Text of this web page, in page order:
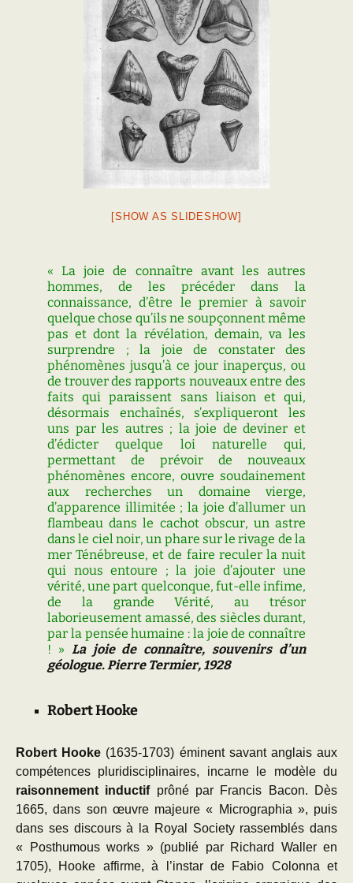
[SHOW AS SLIDESHOW]
« La joie de connaître avant les autres
hommes, de les précéder dans la
connaissance, d’être le premier à savoir
quelque chose qu’ils ne soupçonnent même
pas et dont la révélation, demain, va les
surprendre ; la joie de constater des
phénomènes jusqu’à ce jour inaperçus, ou
de trouver des rapports nouveaux entre des
faits qui paraissent sans liaison et qui,
désormais enchaînés, s’expliqueront les
uns par les autres ; la joie de deviner et
d’édicter quelque loi naturelle qui,
permettant de prévoir de nouveaux
phénomènes encore, ouvre soudainement
aux recherches un domaine vierge,
d’apparence illimitée ; la joie d’allumer un
flambeau dans le cachot obscur, un astre
dans le ciel noir, un phare sur le rivage de la
mer Ténébreuse, et de faire reculer la nuit
qui nous entoure ; la joie d’ajouter une
vérité, une part quelconque, fut-elle infime,
de la grande Vérité, au trésor
laborieusement amassé, des siècles durant,
par la pensée humaine : la joie de connaître
! » La joie de connaître, souvenirs d’un
géologue. Pierre Termier, 1928
Robert Hooke
Robert Hooke (1635-1703) éminent savant anglais aux
compétences pluridisciplinaires, incarne le modèle du
raisonnement inductifprôné par Francis Bacon. Dès
1665, dans son œuvre majeure « Micrographia », puis
dans ses discours à la Royal Society rassemblés dans
« Posthumous works » (publié par Richard Waller en
1705), Hooke affirme, à l’instar de Fabio Colonna et